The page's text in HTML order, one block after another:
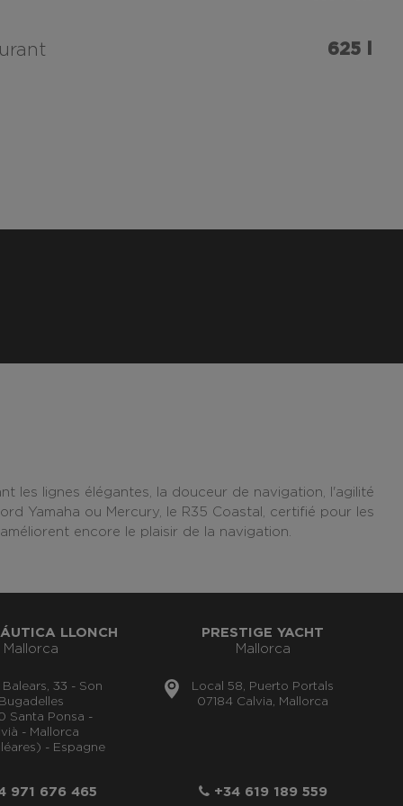
625 l
les lignes élégantes, la douceur de navigation, l'agilité
Yamaha ou Mercury, le R35 Coastal, certifié pour les
encore le plaisir de la navigation.
LLONCH
Mallorca
33 - Son
Bugadelles
Santa Ponsa -
- Mallorca
- Espagne
971 676 465
PRESTIGE YACHT
Mallorca
Local 58, Puerto Portals
07184 Calvia, Mallorca
+34 619 189 559